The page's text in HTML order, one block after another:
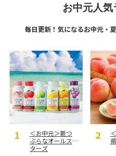
お中元人
毎日更新！気になるお中元・
＜お中元＞新つ
ぶらなオールス
ターズ